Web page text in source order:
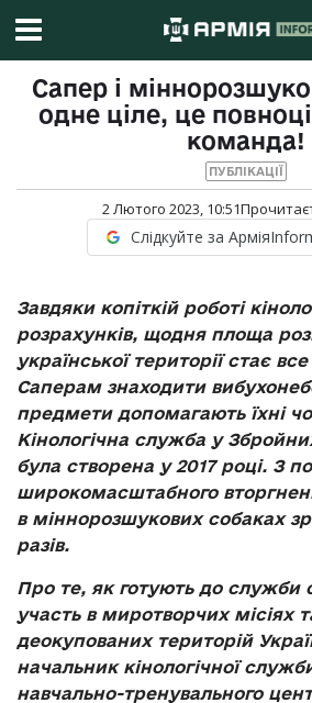
Сапер і
одне ціле, це
команда!
ПУБЛІКАЦІЇ
2 Лютого 2023, 10:51
Слідкуйте за
Завдяки копіткій роботі
розрахунків, щодня площа
української території стає
Саперам знаходити
предмети допомагають їхні
Кінологічна служба у
була створена у 2017 році. З
широкомасштабного
в міннорозшукових собаках
разів.
Про те, як готують до служби
участь в миротворчих місіях
деокупованих територій
начальник кінологічної
навчально-тренувального